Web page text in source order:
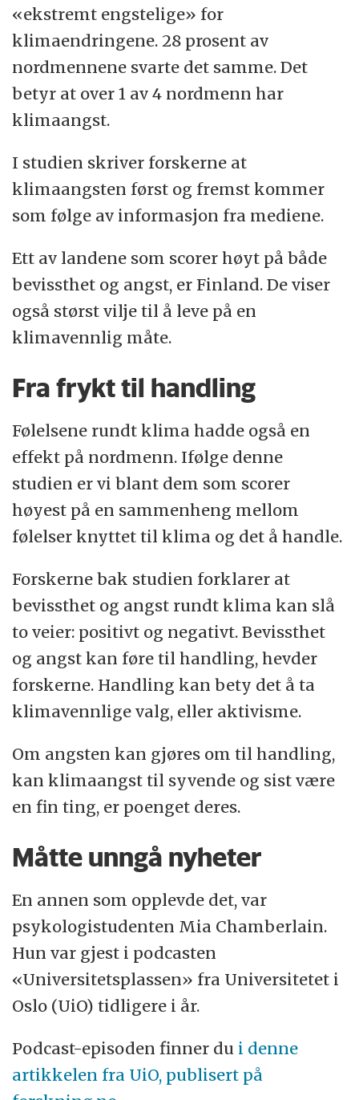
«ekstremt engstelige» for
klimaendringene. 28 prosent av
nordmennene svarte det samme. Det
betyr at over 1 av 4 nordmenn har
klimaangst.
I studien skriver forskerne at
klimaangsten først og fremst kommer
som følge av informasjon fra mediene.
Ett av landene som scorer høyt på både
bevissthet og angst, er Finland. De viser
også størst vilje til å leve på en
klimavennlig måte.
Fra frykt til handling
Følelsene rundt klima hadde også en
effekt på nordmenn. Ifølge denne
studien er vi blant dem som scorer
høyest på en sammenheng mellom
følelser knyttet til klima og det å handle.
Forskerne bak studien forklarer at
bevissthet og angst rundt klima kan slå
to veier: positivt og negativt. Bevissthet
og angst kan føre til handling, hevder
forskerne. Handling kan bety det å ta
klimavennlige valg, eller aktivisme.
Om angsten kan gjøres om til handling,
kan klimaangst til syvende og sist være
en fin ting, er poenget deres.
Måtte unngå nyheter
En annen som opplevde det, var
psykologistudenten Mia Chamberlain.
Hun var gjest i podcasten
«Universitetsplassen» fra Universitetet i
Oslo (UiO) tidligere i år.
Podcast-episoden finner du i denne
artikkelen fra UiO, publisert på